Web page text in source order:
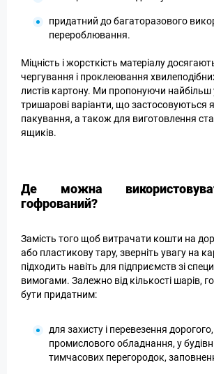
придатний до багаторазового
перероблювання.
Міцність і жорсткість матеріалу
чергування і проклеювання
листів картону. Ми пропонуючи найбільш
тришарові варіанти, що застосовуються
пакування, а також для виготовлення
ящиків.
Де можна
гофрований?
Замість того щоб витрачати кошти на
або пластикову тару, зверніть увагу на
підходить навіть для підприємств зі
вимогами. Залежно від кількості шарів,
бути придатним:
для захисту і перевезення
промислового обладнання, у
тимчасових перегородок,